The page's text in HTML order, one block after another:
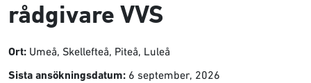
rådgivare VVS
Ort: Umeå, Skellefteå, Piteå, Luleå
Sista ansökningsdatum: 6 september, 2026